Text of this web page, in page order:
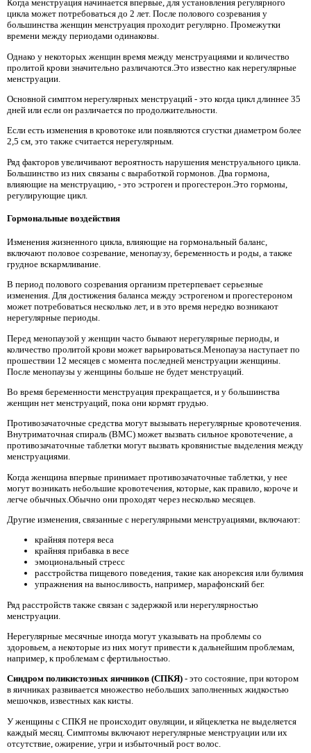
Когда менструация начинается впервые, для установления регулярного
цикла может потребоваться до 2 лет. После полового созревания у
большинства женщин менструация проходит регулярно. Промежутки
времени между периодами одинаковы.
Однако у некоторых женщин время между менструациями и количество
пролитой крови значительно различаются.Это известно как нерегулярные
менструации.
Основной симптом нерегулярных менструаций - это когда цикл длиннее 35
дней или если он различается по продолжительности.
Если есть изменения в кровотоке или появляются сгустки диаметром более
2,5 см, это также считается нерегулярным.
Ряд факторов увеличивают вероятность нарушения менструального цикла.
Большинство из них связаны с выработкой гормонов. Два гормона,
влияющие на менструацию, - это эстроген и прогестерон.Это гормоны,
регулирующие цикл.
Гормональные воздействия
Изменения жизненного цикла, влияющие на гормональный баланс,
включают половое созревание, менопаузу, беременность и роды, а также
грудное вскармливание.
В период полового созревания организм претерпевает серьезные
изменения. Для достижения баланса между эстрогеном и прогестероном
может потребоваться несколько лет, и в это время нередко возникают
нерегулярные периоды.
Перед менопаузой у женщин часто бывают нерегулярные периоды, и
количество пролитой крови может варьироваться.Менопауза наступает по
прошествии 12 месяцев с момента последней менструации женщины.
После менопаузы у женщины больше не будет менструаций.
Во время беременности менструация прекращается, и у большинства
женщин нет менструаций, пока они кормят грудью.
Противозачаточные средства могут вызывать нерегулярные кровотечения.
Внутриматочная спираль (ВМС) может вызвать сильное кровотечение, а
противозачаточные таблетки могут вызвать кровянистые выделения между
менструациями.
Когда женщина впервые принимает противозачаточные таблетки, у нее
могут возникать небольшие кровотечения, которые, как правило, короче и
легче обычных.Обычно они проходят через несколько месяцев.
Другие изменения, связанные с нерегулярными менструациями, включают:
крайняя потеря веса
крайняя прибавка в весе
эмоциональный стресс
расстройства пищевого поведения, такие как анорексия или булимия
упражнения на выносливость, например, марафонский бег.
Ряд расстройств также связан с задержкой или нерегулярностью
менструации.
Нерегулярные месячные иногда могут указывать на проблемы со
здоровьем, а некоторые из них могут привести к дальнейшим проблемам,
например, к проблемам с фертильностью.
Синдром поликистозных яичников (СПКЯ) - это состояние, при котором
в яичниках развивается множество небольших заполненных жидкостью
мешочков, известных как кисты.
У женщины с СПКЯ не происходит овуляции, и яйцеклетка не выделяется
каждый месяц. Симптомы включают нерегулярные менструации или их
отсутствие, ожирение, угри и избыточный рост волос.